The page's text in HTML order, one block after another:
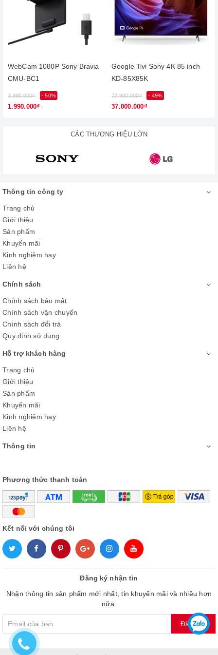
Ngoài ra với chân đế dạng chữ V kim loại chắc chắn, giúp tivi
đứng vững trên nhiều bề mặt khác nhau.
Độ phân giải 4K hiển thị chi tiết sắc
Công nghệ HDR10 tăng cường độ
tương phản, độ rõ nét cho màu sắc
rực rỡ hơn
Tái tạo trung thực trên dải màu sắc
phong phú hơn với công
nghệ TRILUMINOS
WebCam 1080P Sony Bravia
CMU-BC1
3.990.000₫ - 50%
1.990.000₫
Google Tivi Sony 4K 85 inch
KD-85X85K
72.900.000₫ - 49%
37.000.000₫
CÁC THƯƠNG HIỆU LỚN
Thông tin công ty
Trang chủ
Giới thiệu
Sản phẩm
Khuyến mãi
Kinh nghiệm hay
Liên hệ
Chính sách
Chính sách bảo mật
Chính sách vận chuyển
Chính sách đổi trả
Quy định sử dụng
Hỗ trợ khách hàng
Trang chủ
Giới thiệu
Sản phẩm
Khuyến mãi
Kinh nghiệm hay
Liên hệ
Thông tin
Phương thức thanh toán
Kết nối với chúng tôi
Đăng ký nhận tin
Nhận thông tin sản phẩm mới nhất, tin khuyến mãi và nhiều hơn
nữa.
Đăng ký